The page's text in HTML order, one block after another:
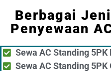
Berbagai
Penyewaan
Sewa AC Standing 5PK